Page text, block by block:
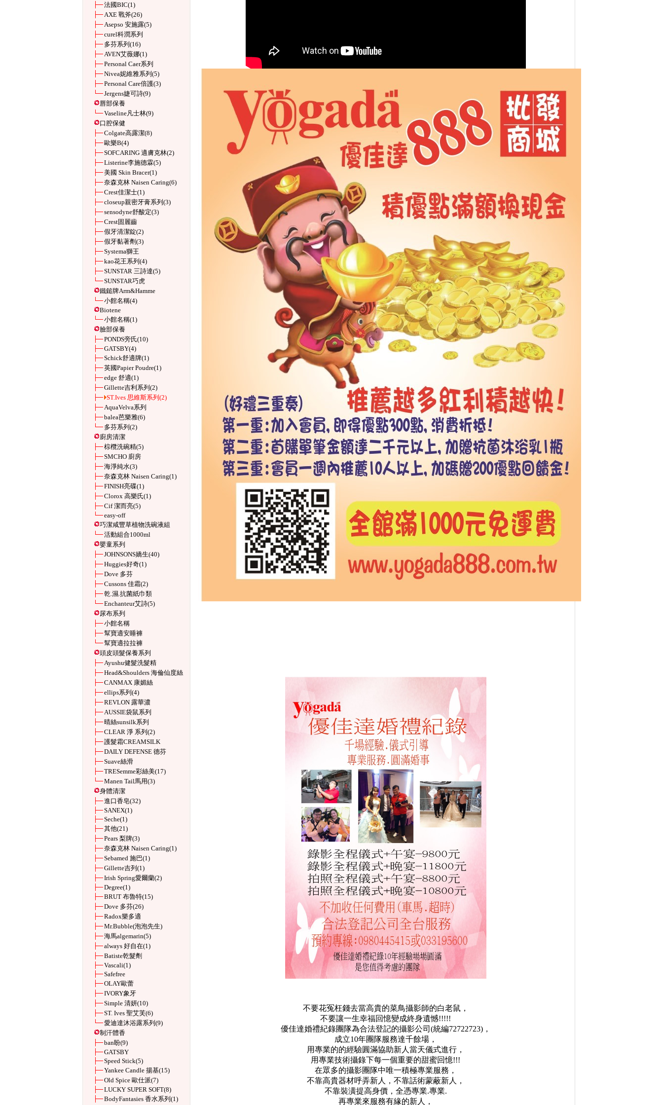
法國BIC(1)
AXE 戰斧(26)
Asepso 安施露(5)
curel科潤系列
多芬系列 (16)
AVEN艾薇娜(1)
Personal Caer系列
Nivea妮維雅系列 (5)
Personal Care倍護(3)
Jergens婕可詩(9)
唇部保養
Vaseline凡士林(9)
口腔保健
Colgate高露潔(8)
歐樂B(4)
SOFCARING 適膚克林(2)
Listerine李施德霖(5)
美國 Skin Bracer(1)
奈森克林 Naisen Caring(6)
Crest佳潔士(1)
closeup親密牙膏系列 (3)
sensodyne舒酸定(3)
Crest固麗齒
假牙清潔錠(2)
假牙黏著劑(3)
Systema獅王
kao花王系列 (4)
SUNSTAR 三詩達(5)
SUNSTAR巧虎
鐵鎚牌Arm&Hamme
小館名稱(4)
Biotene
小館名稱(1)
臉部保養
PONDS旁氏(10)
GATSBY(4)
Schick舒適牌(1)
英國Papier Poudre(1)
edge 舒適(1)
Gillette吉利系列 (2)
ST.Ives 思維斯系列 (2)
AquaVelva系列
balea芭樂雅(6)
多芬系列 (2)
廚房清潔
棕欖洗碗精(5)
SMCHO 廚房
海淨純水(3)
奈森克林 Naisen Caring(1)
FINISH亮碟(1)
Clorox 高樂氏(1)
Cif 潔而亮(5)
easy-off
巧潔咸豐草植物洗碗液組
活動組合1000ml
嬰童系列
JOHNSONS嬌生(40)
Huggies好奇(1)
Dove 多芬
Cussons 佳霜(2)
乾.濕.抗菌紙巾類
Enchanteur艾詩(5)
尿布系列
小館名稱
幫寶適安睡褲
幫寶適拉拉褲
頭皮頭髮保養系列
Ayushu健髮洗髮精
Head&Shoulders 海倫仙度絲
CANMAX 康媚絲
ellips系列 (4)
REVLON 露華濃
AUSSIE袋鼠系列
晴絲sunsilk系列
CLEAR 淨 系列 (2)
護髮霜CREAMSILK
DAILY DEFENSE 德芬
Suave絲滑
TRESemme彩絲美(17)
Manen Tail馬用(3)
身體清潔
進口香皂(32)
SANEX(1)
Seche(1)
其他(21)
Pears 梨牌(3)
奈森克林 Naisen Caring(1)
Sebamed 施巴(1)
Gillette吉列 (1)
Irish Spring愛爾蘭(2)
Degree(1)
BRUT 布魯特(15)
Dove 多芬(26)
Radox樂多適
Mr.Bubble(泡泡先生)
海馬algemarin(5)
always 好自在(1)
Batiste乾髮劑
Vascali(1)
Safefree
OLAY歐蕾
IVORY象牙
Simple 清妍(10)
ST. Ives 聖艾芙(6)
愛迪達沐浴露系列 (9)
制汗體香
ban盼(9)
GATSBY
Speed Stick(5)
Yankee Candle 揚基(15)
Old Spice 歐仕派(7)
LUCKY SUPER SOFT(8)
BodyFantasies 香水系列 (1)
不要花冤枉錢去當高貴的菜鳥攝影師的白老鼠，
不要讓一生幸福回憶變成終身遺憾!!!!!
優佳達婚禮紀錄團隊為合法登記的攝影公司(統編72722723)，
成立10年團隊服務達千餘場，
用專業的的經驗圓滿協助新人當天儀式進行，
用專業技術攝錄下每一個重要的甜蜜回憶!!!
在眾多的攝影團隊中唯一積極專業服務，
不靠高貴器材呼弄新人，不靠話術蒙蔽新人，
不靠裝潢提高身價，全憑專業.專業.
再專業來服務有緣的新人，